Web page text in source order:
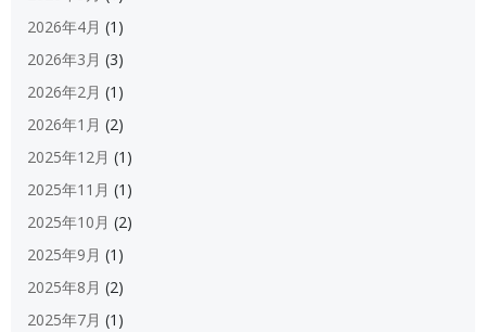
2026年4月 (1)
2026年3月 (3)
2026年2月 (1)
2026年1月 (2)
2025年12月 (1)
2025年11月 (1)
2025年10月 (2)
2025年9月 (1)
2025年8月 (2)
2025年7月 (1)